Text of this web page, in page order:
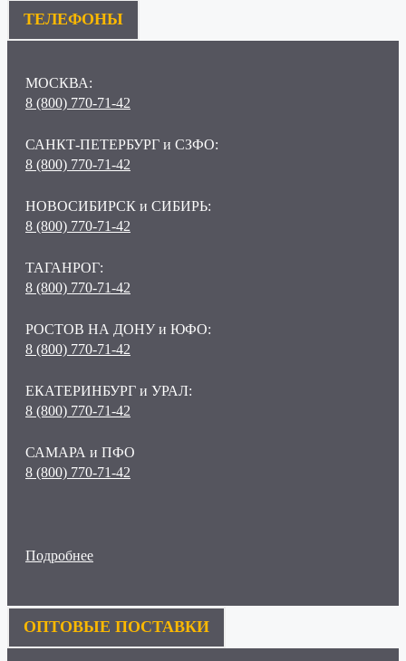
ТЕЛЕФОНЫ
МОСКВА:
8 (800) 770-71-42
САНКТ-ПЕТЕРБУРГ и СЗФО:
8 (800) 770-71-42
НОВОСИБИРСК и СИБИРЬ:
8 (800) 770-71-42
ТАГАНРОГ:
8 (800) 770-71-42
РОСТОВ НА ДОНУ и ЮФО:
8 (800) 770-71-42
ЕКАТЕРИНБУРГ и УРАЛ:
8 (800) 770-71-42
САМАРА и ПФО
8 (800) 770-71-42
Подробнее
ОПТОВЫЕ ПОСТАВКИ